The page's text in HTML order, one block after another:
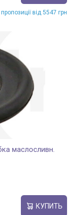
від 5547 грн
маслосливн.
КУПИТЬ